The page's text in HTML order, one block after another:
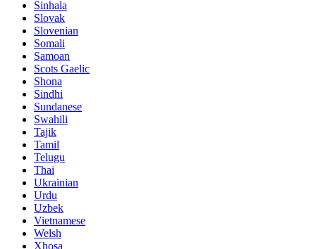
Sinhala
Slovak
Slovenian
Somali
Samoan
Scots Gaelic
Shona
Sindhi
Sundanese
Swahili
Tajik
Tamil
Telugu
Thai
Ukrainian
Urdu
Uzbek
Vietnamese
Welsh
Xhosa